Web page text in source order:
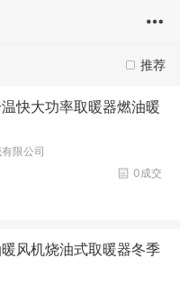
推荐
快大功率取暖器燃油暖
限公司
0成交
风机烧油式取暖器冬季